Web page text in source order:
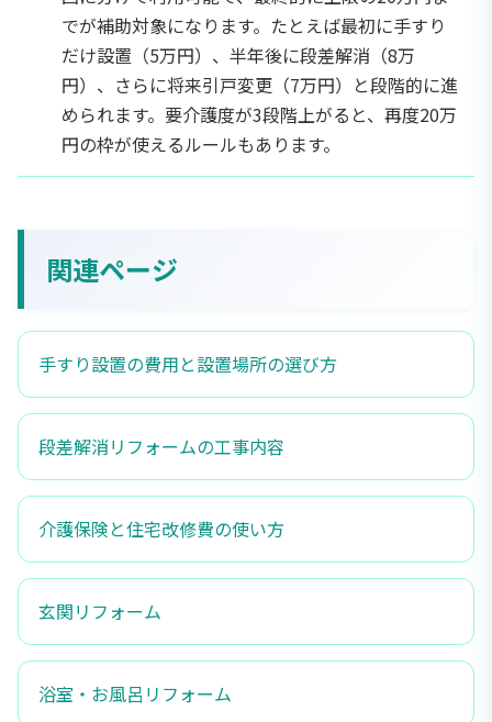
でが補助対象になります。たとえば最初に手すり
だけ設置（5万円）、半年後に段差解消（8万
円）、さらに将来引戸変更（7万円）と段階的に進
められます。要介護度が3段階上がると、再度20万
円の枠が使えるルールもあります。
関連ページ
手すり設置の費用と設置場所の選び方
段差解消リフォームの工事内容
介護保険と住宅改修費の使い方
玄関リフォーム
浴室・お風呂リフォーム